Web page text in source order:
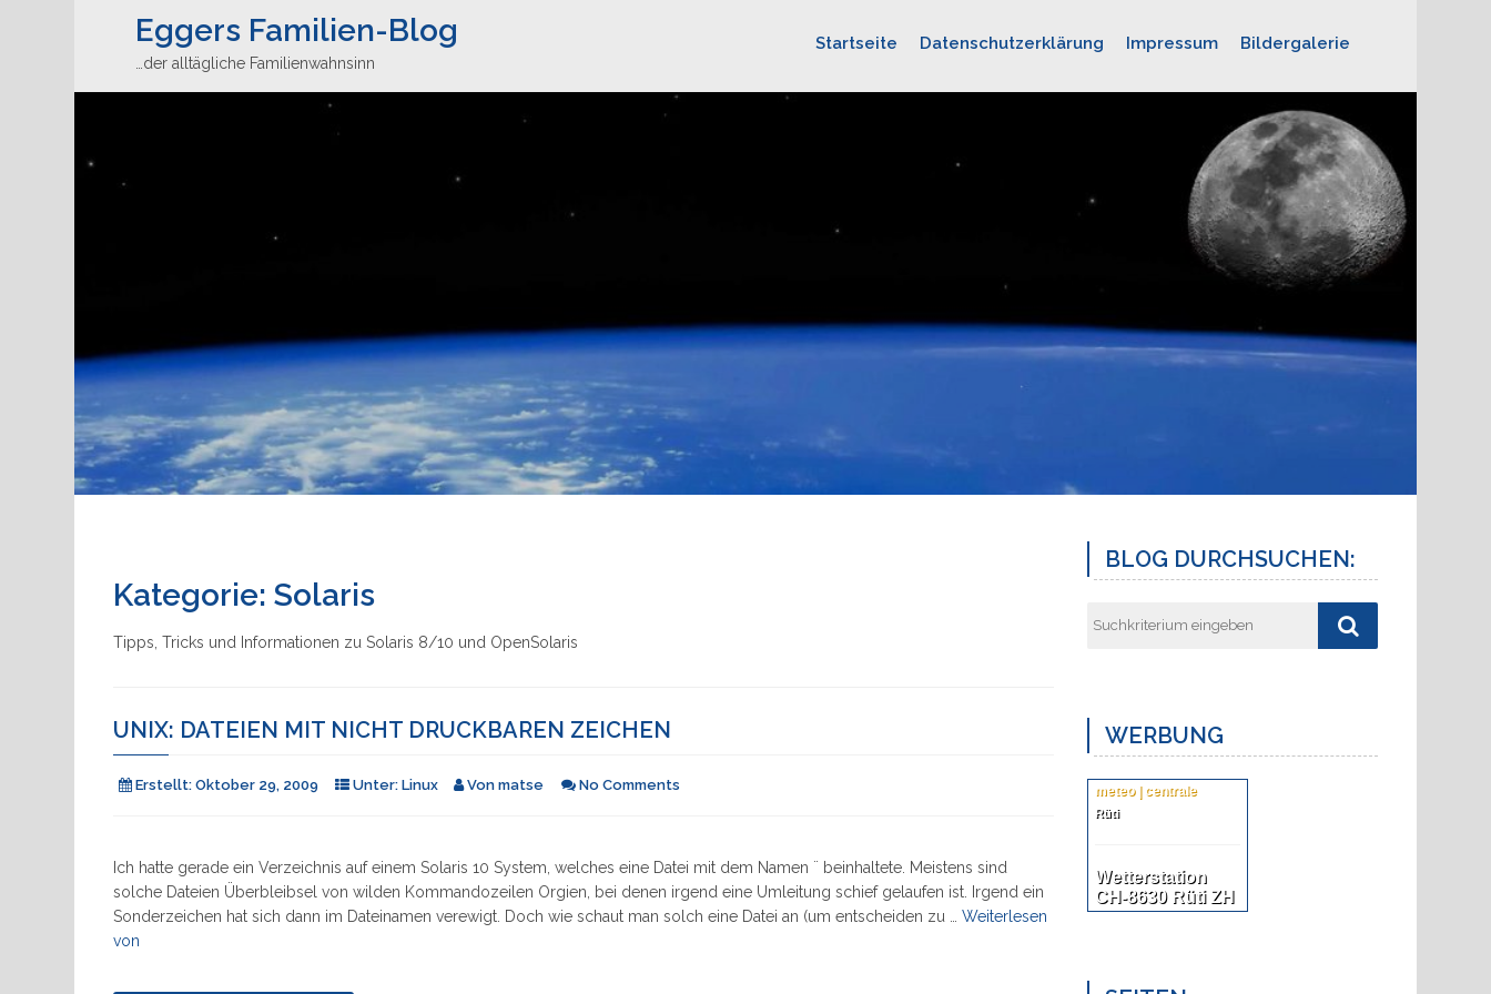
Eggers Familien-Blog
…der alltägliche Familienwahnsinn
Startseite Datenschutzerklärung Impressum Bildergalerie
Kategorie: Solaris
Tipps, Tricks und Informationen zu Solaris 8/10 und OpenSolaris
UNIX: DATEIEN MIT NICHT DRUCKBAREN ZEICHEN
Erstellt: Oktober 29, 2009 Unter: Linux Von matse No Comments
Ich hatte gerade ein Verzeichnis auf einem Solaris 10 System, welches eine Datei mit dem Namen ¨ beinhaltete. Meistens sind
solche Dateien Überbleibsel von wilden Kommandozeilen Orgien, bei denen irgend eine Umleitung schief gelaufen ist. Irgend ein
Sonderzeichen hat sich dann im Dateinamen verewigt. Doch wie schaut man solch eine Datei an (um entscheiden zu … Weiterlesen
von
mit
BLOG DURCHSUCHEN:
WERBUNG
meteo | centrale
Rüti
Wetterstation
CH-8630 Rüti ZH